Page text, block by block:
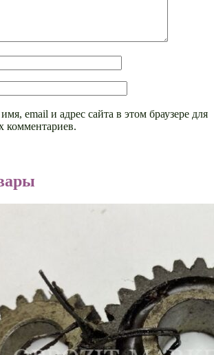
email и адрес сайта в этом браузере для
комментариев.